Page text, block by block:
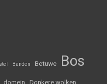
Banden Betuwe Bos
domein Donkere wolken